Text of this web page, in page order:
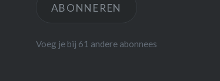
ABONNEREN
Voeg je bij 61 andere abonnees